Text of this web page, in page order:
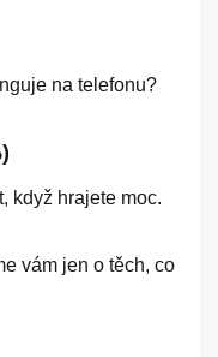
na telefonu?
když hrajete moc.
vám jen o těch, co